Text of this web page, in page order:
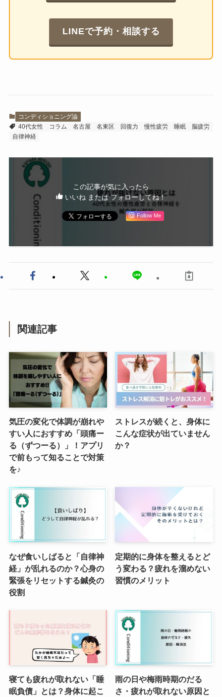
LINEで予約・相談する
コンディショニング論
40代女性
コラム 名古屋 名東区 回復力 慢性疲労 睡眠
脳疲労
自律神経
この記事が気に入ったら
いいね または フォローしてね！
Follow Me
関連記事
気圧の変化で体調が崩れや
すい人におすすめ「頭痛ー
る（ずつーる）」！アプリ
で前もって知ることで対策
を♪
ストレスが続くと、身体に
こんな症状が出ていません
か？
なぜ食いしばると「自律神
経」が乱れるのか？心身の
緊張をリセットする鍼灸の
役割
定期的に身体を整えるとど
う変わる？疲れを溜めない
習慣のメリット
寝ても疲れが取れない「睡
眠負債」とは？身体に起こ
雨の日や梅雨時期のだる
さ・疲れが取れない原因と